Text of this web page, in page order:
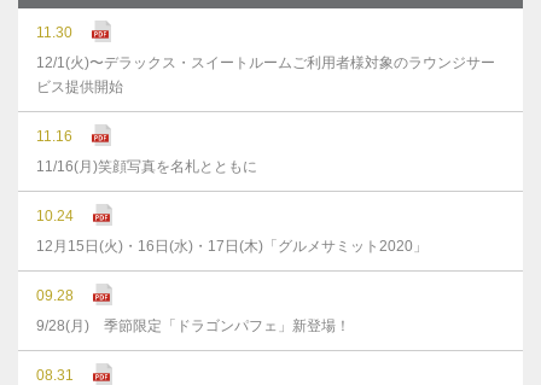
11.30
12/1(火)〜デラックス・スイートルームご利用者様対象のラウンジサー
ビス提供開始
11.16
11/16(月)笑顔写真を名札とともに
10.24
12月15日(火)・16日(水)・17日(木)「グルメサミット2020」
09.28
9/28(月) 季節限定「ドラゴンパフェ」新登場！
08.31